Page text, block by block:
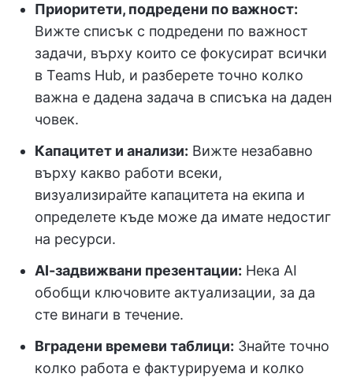
Приоритети, подредени по важност:
Вижте списък с подредени по важност
задачи, върху които се фокусират всички
в Teams Hub, и разберете точно колко
важна е дадена задача в списъка на даден
човек.
Капацитет и анализи: Вижте незабавно
върху какво работи всеки,
визуализирайте капацитета на екипа и
определете къде може да имате недостиг
на ресурси.
AI-задвижвани презентации: Нека AI
обобщи ключовите актуализации, за да
сте винаги в течение.
Вградени времеви таблици: Знайте точно
колко работа е фактурируема и колко